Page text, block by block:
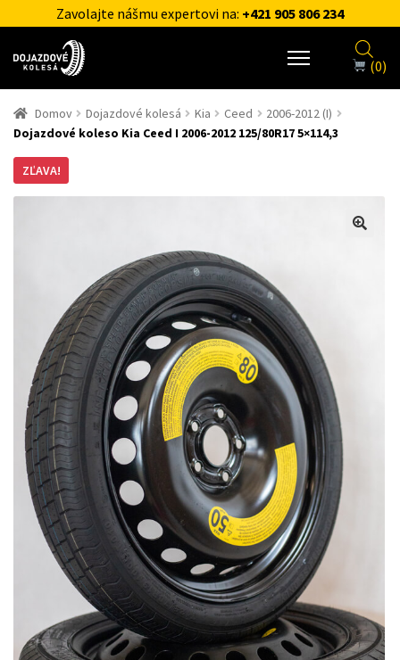
Zavolajte nášmu expertovi na: +421 905 806 234
(0)
Domov Dojazdové kolesá Kia Ceed
2006-2012 (I)
Dojazdové koleso Kia Ceed I 2006-2012 125/80R17 5×114,3
ZĽAVA!